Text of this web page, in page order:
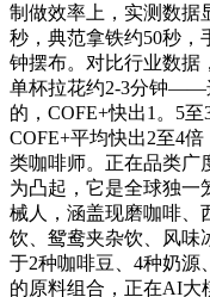
制做效率上，实测数据
秒，典范拿铁约50秒，
钟摆布。对比行业数据
单杯拉花约2-3分钟——
的，COFE+快出1。5
COFE+平均快出2至4
类咖啡师。正在品类广
为凸起，它是全球独一
械人，涵盖现磨咖啡、
饮、鸳鸯夹杂饮、风味
于2种咖啡豆、4种奶源
的原料组合，正在AI大